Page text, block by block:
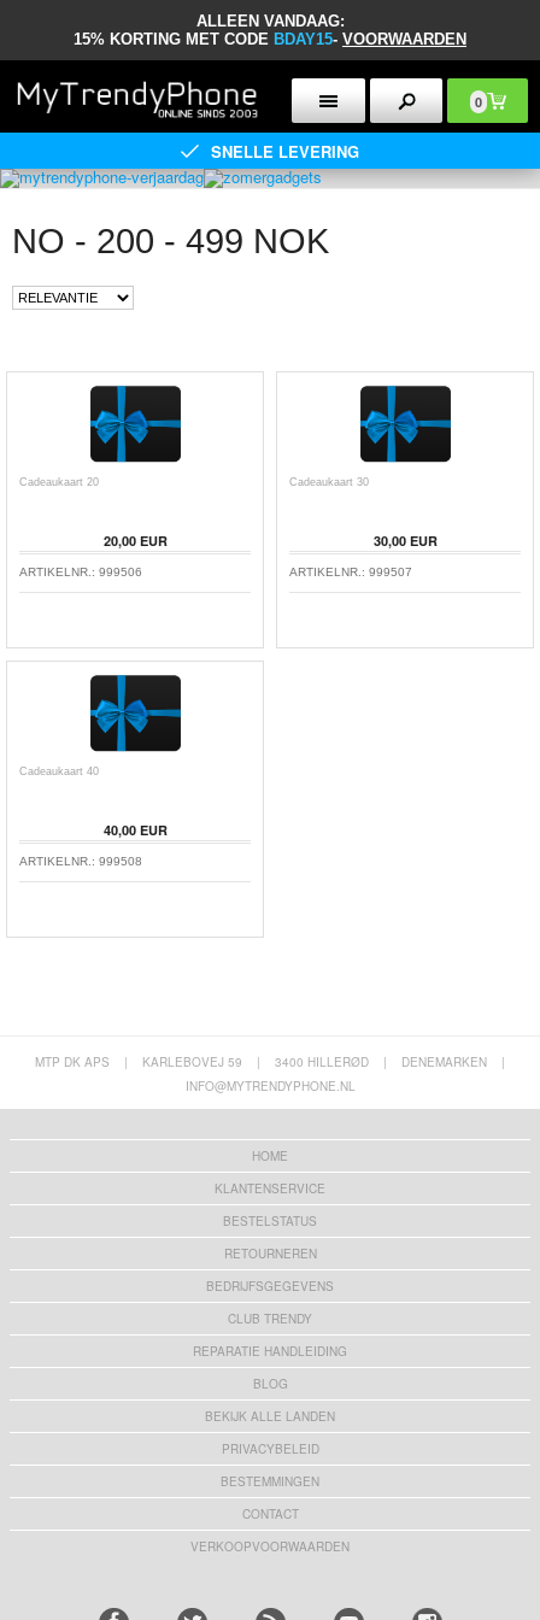
ALLEEN VANDAAG:
15% KORTING MET CODE BDAY15- VOORWAARDEN
0
SNELLE LEVERING
NO - 200 - 499 NOK
Cadeaukaart 20
20,00 EUR
ARTIKELNR.: 999506
Cadeaukaart 30
30,00 EUR
ARTIKELNR.: 999507
Cadeaukaart 40
40,00 EUR
ARTIKELNR.: 999508
MTP DK APS | KARLEBOVEJ 59 | 3400 HILLERØD | DENEMARKEN
|
INFO@MYTRENDYPHONE.NL
HOME
KLANTENSERVICE
BESTELSTATUS
RETOURNEREN
BEDRIJFSGEGEVENS
CLUB TRENDY
REPARATIE HANDLEIDING
BLOG
BEKIJK ALLE LANDEN
PRIVACYBELEID
BESTEMMINGEN
CONTACT
VERKOOPVOORWAARDEN